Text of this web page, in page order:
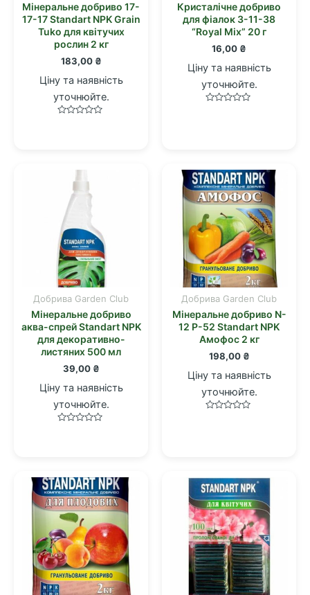
Мінеральне добриво 17-
17-17 Standart NPK Grain
Tuko для квітучих
рослин 2 кг
183,00 ₴
Ціну та наявність
уточнюйте.
Кристалічне добриво
для фіалок 3-11-38
“Royal Mix” 20 г
16,00 ₴
Ціну та наявність
уточнюйте.
Добрива Garden Club
Мінеральне добриво
аква-спрей Standart NPK
для декоративно-
листяних 500 мл
39,00 ₴
Ціну та наявність
уточнюйте.
Добрива Garden Club
Мінеральне добриво N-
12 P-52 Standart NPK
Амофос 2 кг
198,00 ₴
Ціну та наявність
уточнюйте.